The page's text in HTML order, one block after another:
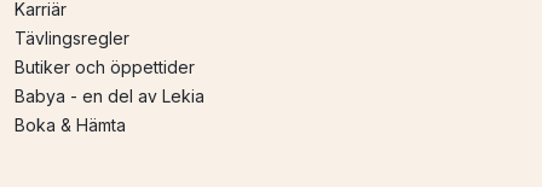
Karriär
Tävlingsregler
Butiker och öppettider
Babya - en del av Lekia
Boka & Hämta